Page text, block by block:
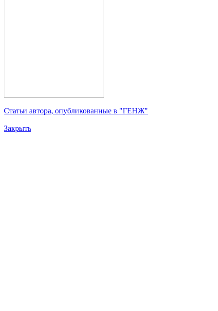
Статьи автора, опубликованные в "ГЕНЖ"
Закрыть